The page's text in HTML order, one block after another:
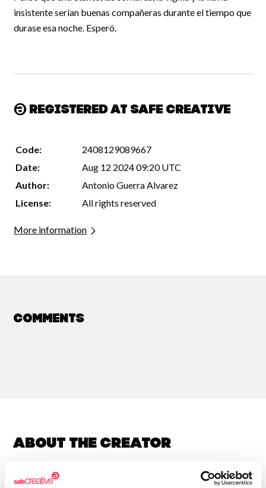
insistente serían buenas compañeras durante el tiempo que
durase esa noche. Esperó.
Registered at Safe Creative
Code:
2408129089667
Date:
Aug 12 2024 09:20 UTC
Author:
Antonio Guerra Alvarez
License:
All rights reserved
More information
Comments
About the creator